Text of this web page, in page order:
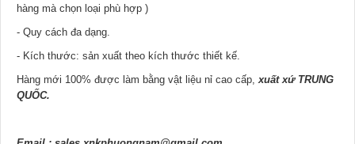
hàng mà chọn loại phù hợp )
- Quy cách đa dạng.
- Kích thước: sản xuất theo kích thước thiết kế.
Hàng mới 100% được làm bằng vật liệu nỉ cao cấp,xuất xứ TRUNG
QUỐC.